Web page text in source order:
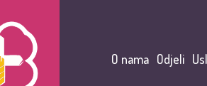
O nama Odjeli